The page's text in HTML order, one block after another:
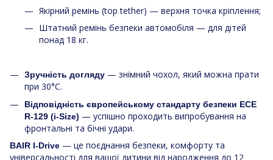
Якірний ремінь (top tether) — верхня точка кріплення;
Штатний ремінь безпеки автомобіля — для дітей
понад 18 кг.
Зручність догляду — знімний чохол, який можна прати
при 30°C.
Відповідність європейському стандарту безпеки ECE
R-129 (i-Size) — успішно проходить випробування на
фронтальні та бічні удари.
BAIR I-Drive — це поєднання безпеки, комфорту та
універсальності для вашої дитини від народження до 12